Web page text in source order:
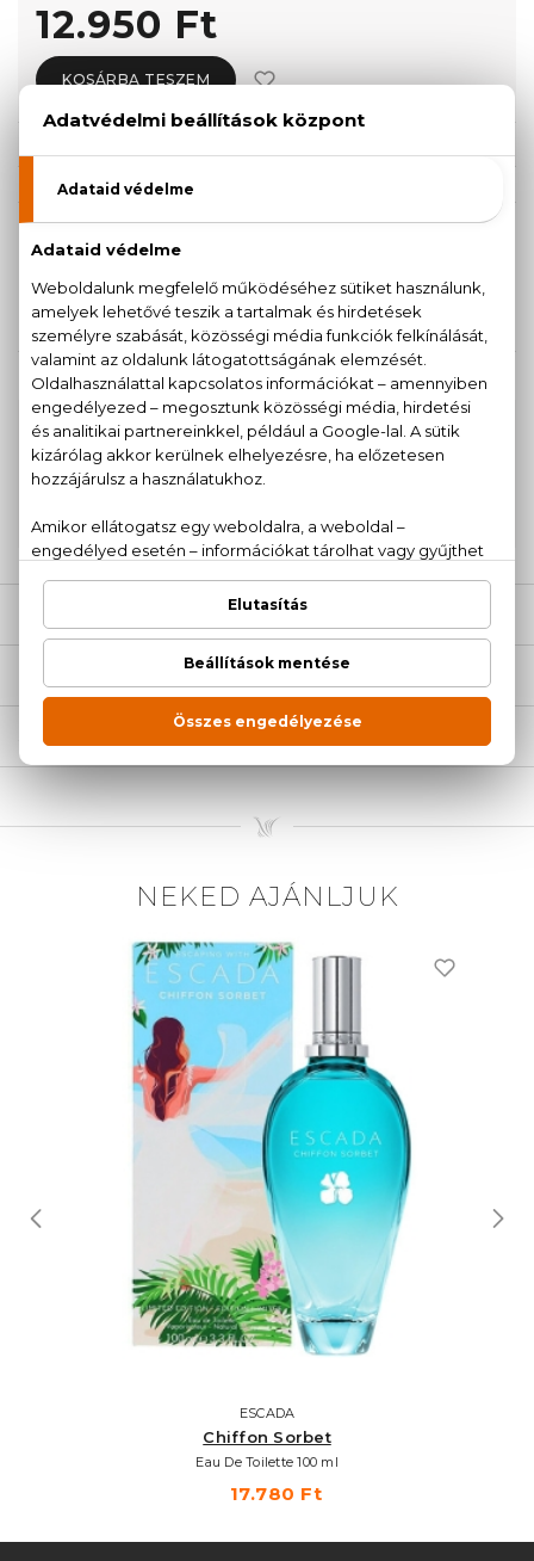
12.950 Ft
KOSÁRBA TESZEM
KAPCSOLÓDÓ TERMÉKEK
100% eredeti termékek,14 napos visszaküldési
garanciával
Kérdésed van, elakadtál? Hívd ügyfélszolgálatunkat:
NEKED AJÁNLJUK
ESCADA
Chiffon Sorbet
Eau De Toilette 100 ml
17.780 Ft